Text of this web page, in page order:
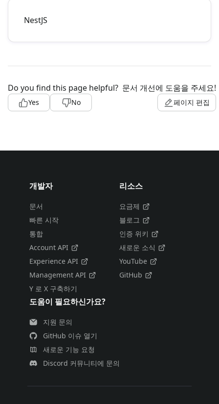
NestJS
Do you find this page helpful?
Yes No
문서 개선에 도움을 주세요!
페이지 편집
개발자
문서
빠른 시작
통합
Account API
Experience API
Management API
Y 로 X 구축하기
리소스
요금제
블로그
인증 위키
새로운 소식
YouTube
GitHub
도움이 필요하신가요?
지원 문의
GitHub 이슈 열기
새로운 기능 요청
Discord 커뮤니티에 문의